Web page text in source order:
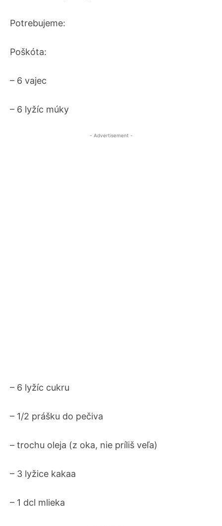
Potrebujeme:
Poškóta:
– 6 vajec
– 6 lyžíc múky
- Advertisement -
– 6 lyžíc cukru
– 1/2 prášku do pečiva
– trochu oleja (z oka, nie príliš veľa)
– 3 lyžice kakaa
– 1 dcl mlieka